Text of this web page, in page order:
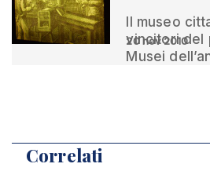
Il museo
vincitori del
Musei
20 nov 2010
Correlati